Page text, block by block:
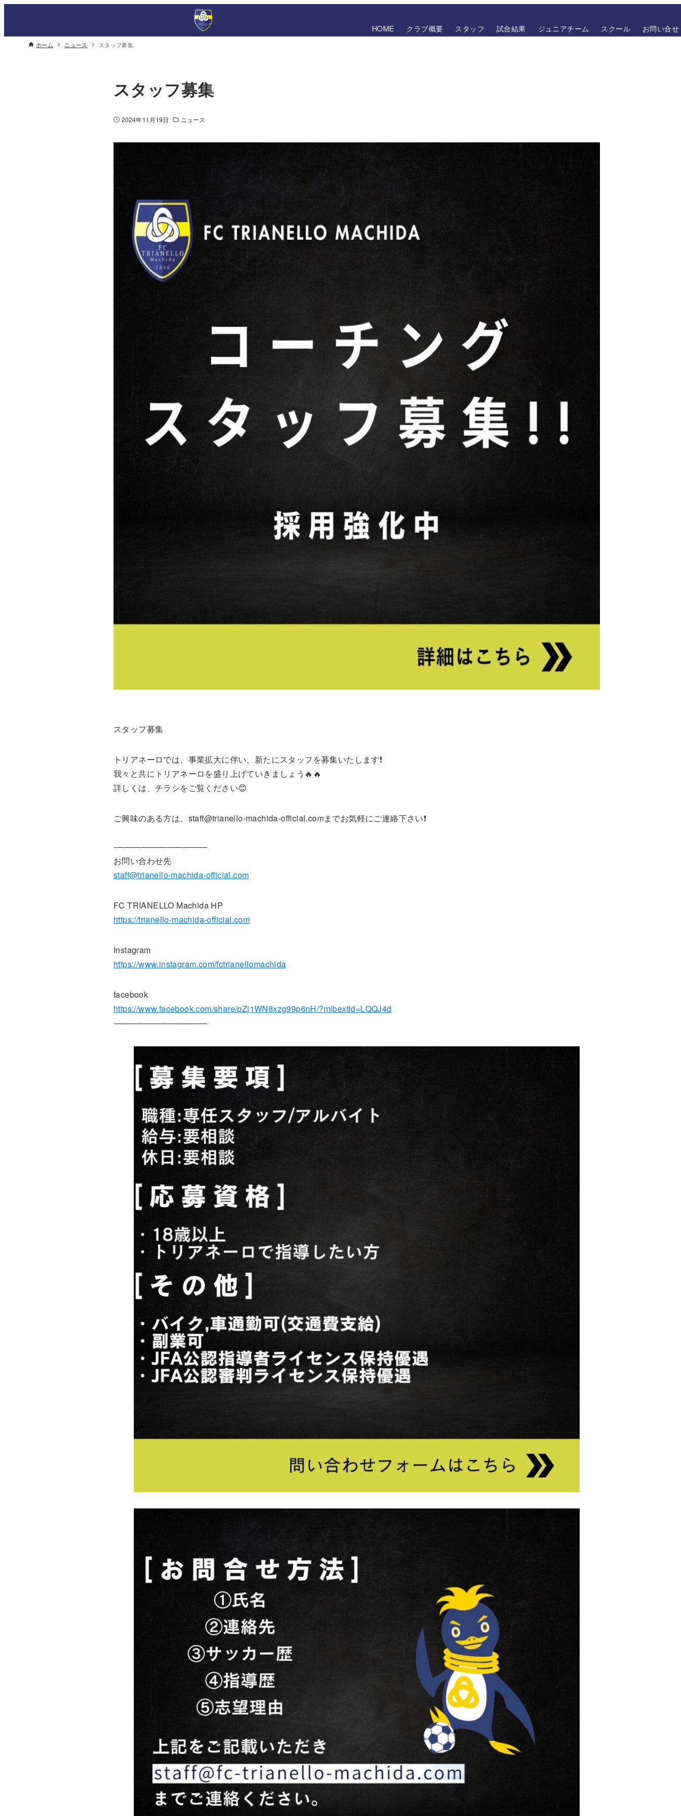
HOME クラブ概要 スタッフ 試合結果 ジュニアチーム スクール お問い合せ
ホーム ニュース スタッフ募集
スタッフ募集
2024年11月19日 ニュース
スタッフ募集
トリアネーロでは、事業拡大に伴い、新たにスタッフを募集いたします❗️
我々と共にトリアネーロを盛り上げていきましょう🔥🔥
詳しくは、チラシをご覧ください😊
ご興味のある方は、staff@trianello-machida-official.comまでお気軽にご連絡下さい❗️
-———————————
お問い合わせ先
staff@trianello-machida-official.com
FC TRIANELLO Machida HP
https://trianello-machida-official.com
Instagram
https://www.instagram.com/fctrianellomachida
facebook
https://www.facebook.com/share/pZj1WN8xzg99p6nH/?mibextid=LQQJ4d
-———————————